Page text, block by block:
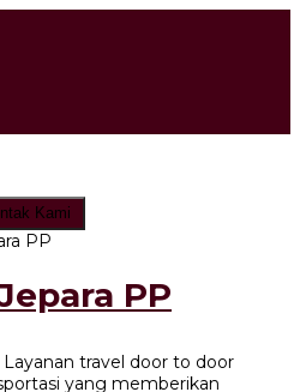
Kami
PP
PP
Layanan travel door to door
yang memberikan